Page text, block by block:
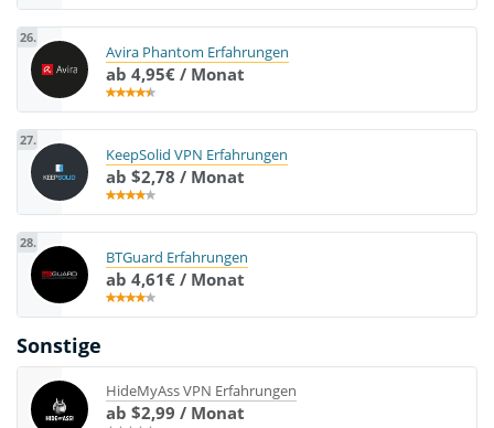
26.
Avira Phantom Erfahrungen
ab 4,95€ / Monat
27.
KeepSolid VPN Erfahrungen
ab $2,78 / Monat
28.
BTGuard Erfahrungen
ab 4,61€ / Monat
Sonstige
HideMyAss VPN Erfahrungen
ab $2,99 / Monat